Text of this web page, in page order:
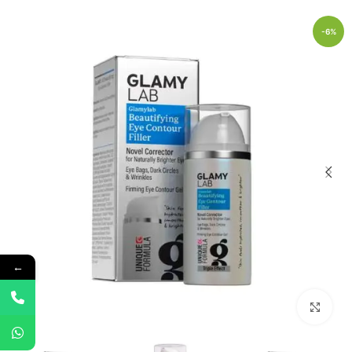
-6%
←